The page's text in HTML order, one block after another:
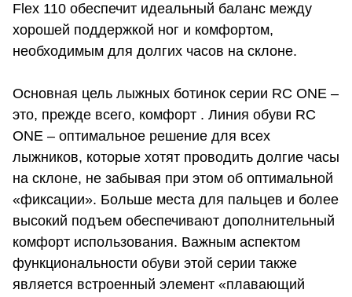
Flex 110 обеспечит идеальный баланс между
хорошей поддержкой ног и комфортом,
необходимым для долгих часов на склоне.
Основная цель лыжных ботинок серии RC ONE –
это, прежде всего, комфорт . Линия обуви RC
ONE – оптимальное решение для всех
лыжников, которые хотят проводить долгие часы
на склоне, не забывая при этом об оптимальной
«фиксации». Больше места для пальцев и более
высокий подъем обеспечивают дополнительный
комфорт использования. Важным аспектом
функциональности обуви этой серии также
является встроенный элемент «плавающий